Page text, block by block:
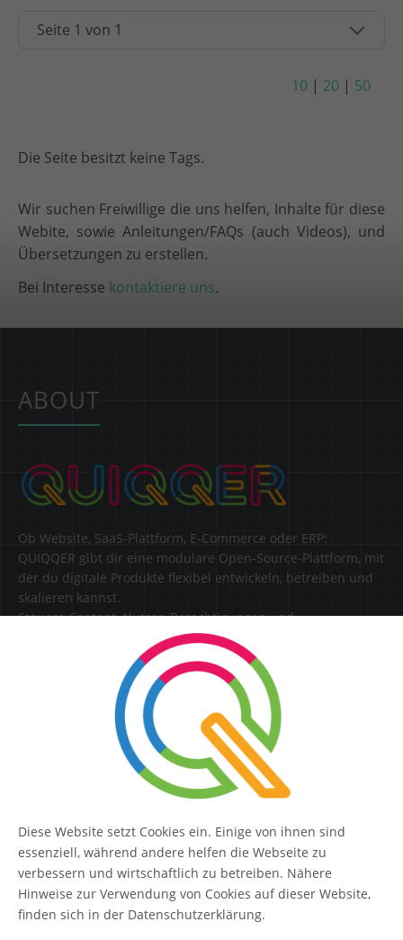
10 | 20 | 50
Die Seite besitzt keine Tags.
Wir suchen Freiwillige die uns helfen, Inhalte für diese
Webite, sowie Anleitungen/FAQs (auch Videos), und
Übersetzungen zu erstellen.
Bei Interesse kontaktiere uns.
ABOUT
Ob Website, SaaS-Plattform, E-Commerce oder ERP:
QUIQQER gibt dir eine modulare Open-Source-Plattform, mit
der du digitale Produkte flexibel entwickeln, betreiben und
skalieren kannst.
Steuere Content, Nutzer, Berechtigungen und
Erweiterungen zentral in einer Lösung.
QUIQQER
Diese Website setzt Cookies ein. Einige von ihnen sind
essenziell, während andere helfen die Webseite zu
verbessern und wirtschaftlich zu betreiben. Nähere
Hinweise zur Verwendung von Cookies auf dieser Website,
finden sich in der Datenschutzerklärung.